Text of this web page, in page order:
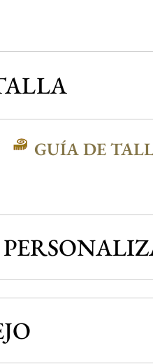
GUÍA DE